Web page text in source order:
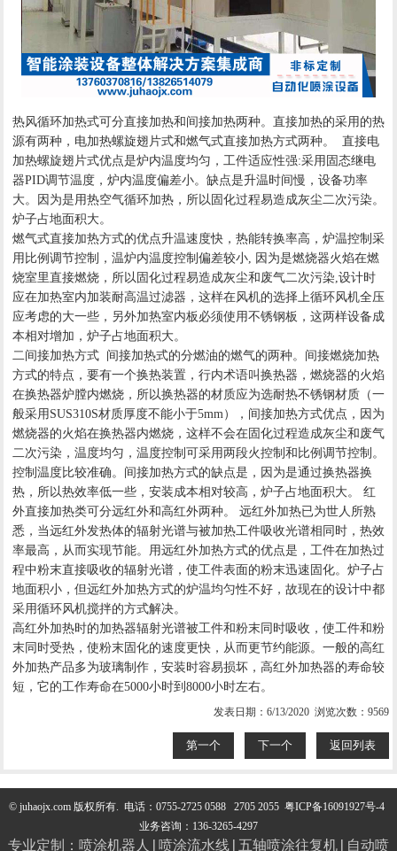
热风循环加热式可分直接加热和间接加热两种。直接加热的采用的热
源有两种，电加热螺旋翅片式和燃气式直接加热方式两种。 直接电
加热螺旋翅片式优点是炉内温度均匀，工件适应性强:采用固态继电
器PID调节温度，炉内温度偏差小。缺点是升温时间慢，设备功率
大。因为是用热空气循环加热，所以固化过程易造成灰尘二次污染。
炉子占地面积大。
燃气式直接加热方式的优点升温速度快，热能转换率高，炉温控制采
用比例调节控制，温炉内温度控制偏差较小, 因为是燃烧器火焰在燃
烧室里直接燃烧，所以固化过程易造成灰尘和废气二次污染,设计时
应在加热室内加装耐高温过滤器，这样在风机的选择上循环风机全压
应考虑的大一些，另外加热室内板必须使用不锈钢板，这两样设备成
本相对增加，炉子占地面积大。
二间接加热方式 间接加热式的分燃油的燃气的两种。间接燃烧加热
方式的特点，要有一个换热装置，行内术语叫换热器，燃烧器的火焰
在换热器炉膛内燃烧，所以换热器的材质应为选耐热不锈钢材质（一
般采用SUS310S材质厚度不能小于5mm），间接加热方式优点，因为
燃烧器的火焰在换热器内燃烧，这样不会在固化过程造成灰尘和废气
二次污染，温度均匀，温度控制可采用两段火控制和比例调节控制。
控制温度比较准确。间接加热方式的缺点是，因为是通过换热器换
热，所以热效率低一些，安装成本相对较高，炉子占地面积大。 红
外直接加热类可分远红外和高红外两种。 远红外加热已为世人所熟
悉，当远红外发热体的辐射光谱与被加热工件吸收光谱相同时，热效
率最高，从而实现节能。用远红外加热方式的优点是，工件在加热过
程中粉末直接吸收的辐射光谱，使工件表面的粉末迅速固化。炉子占
地面积小，但远红外加热方式的炉温均匀性不好，故现在的设计中都
采用循环风机搅拌的方式解决。
高红外加热时的加热器辐射光谱被工件和粉末同时吸收，使工件和粉
末同时受热，使粉末固化的速度更快，从而更节约能源。一般的高红
外加热产品多为玻璃制作，安装时容易损坏，高红外加热器的寿命较
短，它的工作寿命在5000小时到8000小时左右。
发表日期：6/13/2020 浏览次数：9569
第一个 下一个 返回列表
© juhaojx.com 版权所有. 电话：0755-2725 0588 2705 2055粤ICP备16091927号-4
业务咨询：136-3265-4297
专业定制： 喷涂机器人 | 喷涂流水线| 五轴喷涂往复机| 自动喷